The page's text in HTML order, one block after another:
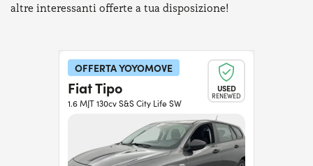
altre interessanti offerte a tua disposizione!
OFFERTA YOYOMOVE
USED
RENEWED
Fiat Tipo
1.6 MJT 130cv S&S City Life SW